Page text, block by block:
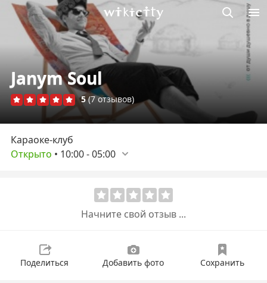
Викисити
Janym Soul
5 (7 отзывов)
Караоке-клуб
Открыто • 10:00-05:00
Начните свой отзыв ...
Поделиться Добавить фото Сохранить